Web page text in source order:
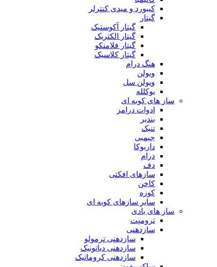
کیبورد و میدی کنترلر
گیتار
گیتار آکوستیک
گیتار الکتریک
گیتار فلامنکو
گیتار کلاسیک
هنگ درام
ویولن
ویولن سل
یوکلله
ساز های کوبه ای
ادوات درامز
بندیر
تنبک
جیمبی
داربوکا
درام
دف
سازهای افکتی
کاخن
کوزه
سایر سازهای کوبه ای
ساز های بادی
ترومپت
سازدهنی
سازدهنی ترمولو
سازدهنی دیاتونیک
سازدهنی کروماتیک